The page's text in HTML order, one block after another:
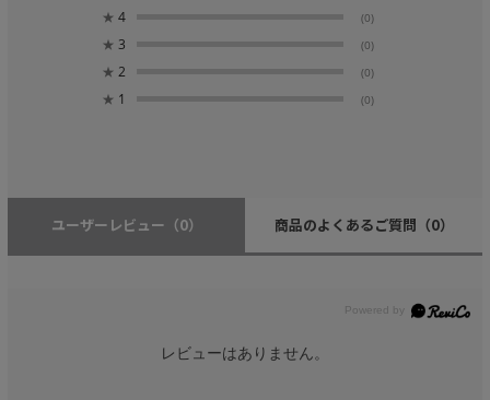
★ 4 (0)
★ 3 (0)
★ 2 (0)
★ 1 (0)
ユーザーレビュー （0） 商品のよくあるご質問 （0）
レビューはありません。